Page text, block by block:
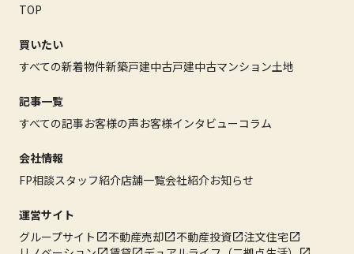
TOP
買いたい
すべての新着物件新築戸建中古戸建中古マンション土地
記事一覧
すべての記事お客様の声お客様インタビューコラム
会社情報
FP相談スタッフ紹介店舗一覧会社紹介お知らせ
運営サイト
グループサイト
不動産売却 不動産投資
注文住宅